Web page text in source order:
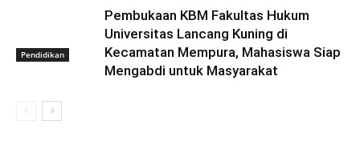
Pendidikan
Pembukaan KBM Fakultas Hukum
Universitas Lancang Kuning di
Kecamatan Mempura, Mahasiswa Siap
Mengabdi untuk Masyarakat